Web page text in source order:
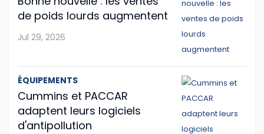
Si vous êtes amateur de jeux vidéo sur le camionnage
ou de formation par informatique, vous serez peut-
être intéressé par American Truck Simulator, d'autant
Jul 23, 2026
de poids lourds augmentent
Jul 29, 2026
ÉQUIPEMENTS
Cummins et PACCAR
adaptent leurs logiciels
d'antipollution